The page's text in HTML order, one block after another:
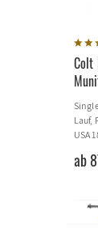
Colt
Lauf,
USA
ab